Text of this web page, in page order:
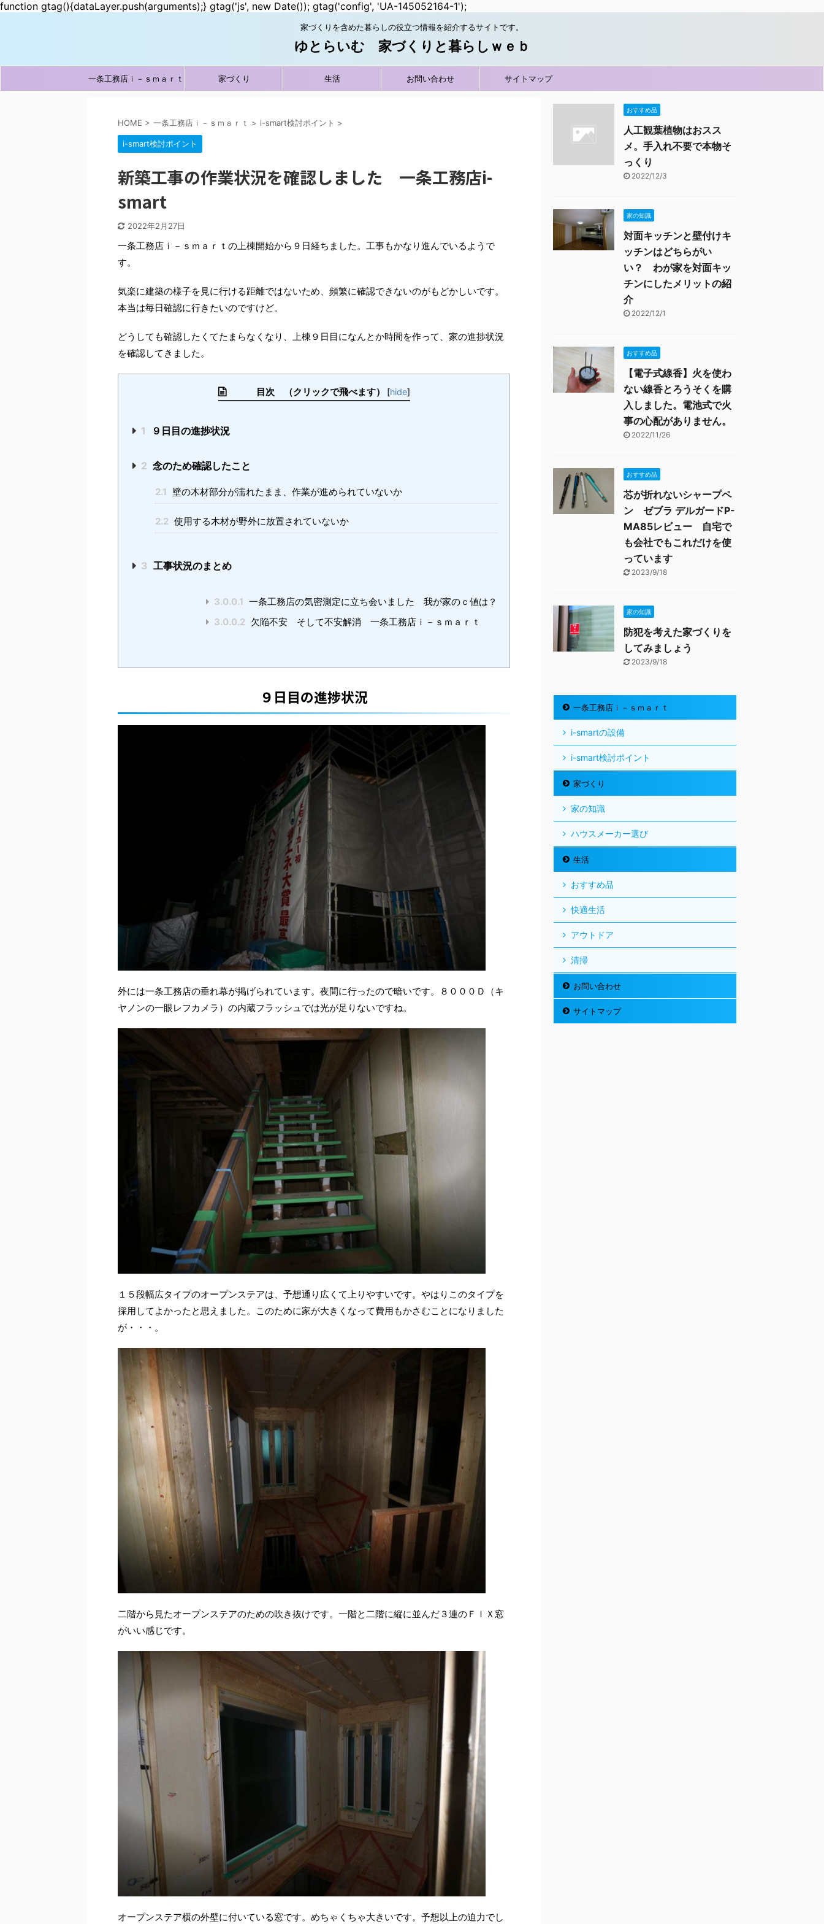
function gtag(){dataLayer.push(arguments);} gtag('js', new Date()); gtag('config', 'UA-145052164-1');
家づくりを含めた暮らしの役立つ情報を紹介するサイトです。
ゆとらいむ 家づくりと暮らしｗｅｂ
一条工務店ｉ－ｓｍａｒｔ 家づくり 生活 お問い合わせ サイトマップ
HOME > 一条工務店ｉ－ｓｍａｒｔ > i-smart検討ポイント >
i-smart検討ポイント
新築工事の作業状況を確認しました 一条工務店i-
smart
2022年2月27日
一条工務店ｉ－ｓｍａｒｔの上棟開始から９日経ちました。工事もかなり進んでいるようで
す。
気楽に建築の様子を見に行ける距離ではないため、頻繁に確認できないのがもどかしいです。
本当は毎日確認に行きたいのですけど。
どうしても確認したくてたまらなくなり、上棟９日目になんとか時間を作って、家の進捗状況
を確認してきました。
目次 （クリックで飛べます） [hide]
1 ９日目の進捗状況
2 念のため確認したこと
2.1 壁の木材部分が濡れたまま、作業が進められていないか
2.2 使用する木材が野外に放置されていないか
3 工事状況のまとめ
3.0.0.1 一条工務店の気密測定に立ち会いました 我が家のｃ値は？
3.0.0.2 欠陥不安 そして不安解消 一条工務店ｉ－ｓｍａｒｔ
９日目の進捗状況
外には一条工務店の垂れ幕が掲げられています。夜間に行ったので暗いです。８０００Ｄ（キ
ヤノンの一眼レフカメラ）の内蔵フラッシュでは光が足りないですね。
１５段幅広タイプのオープンステアは、予想通り広くて上りやすいです。やはりこのタイプを
採用してよかったと思えました。このために家が大きくなって費用もかさむことになりました
が・・・。
二階から見たオープンステアのための吹き抜けです。一階と二階に縦に並んだ３連のＦＩＸ窓
がいい感じです。
オープンステア横の外壁に付いている窓です。めちゃくちゃ大きいです。予想以上の迫力でし
おすすめ品
人工観葉植物はおスス
メ。手入れ不要で本物そ
っくり
2022/12/3
家の知識
対面キッチンと壁付けキ
ッチンはどちらがい
い？ わが家を対面キッ
チンにしたメリットの紹
介
2022/12/1
おすすめ品
【電子式線香】火を使わ
ない線香とろうそくを購
入しました。電池式で火
事の心配がありません。
2022/11/26
おすすめ品
芯が折れないシャープペ
ン ゼブラ デルガードP-
MA85レビュー 自宅で
も会社でもこれだけを使
っています
2023/9/18
家の知識
防犯を考えた家づくりを
してみましょう
2023/9/18
一条工務店ｉ－ｓｍａｒｔ
i-smartの設備
i-smart検討ポイント
家づくり
家の知識
ハウスメーカー選び
生活
おすすめ品
快適生活
アウトドア
清掃
お問い合わせ
サイトマップ